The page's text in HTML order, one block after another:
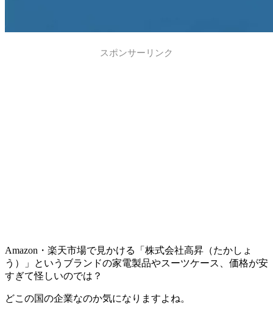
スポンサーリンク
Amazon・楽天市場で見かける「株式会社高昇（たかしょ
う）」というブランドの家電製品やスーツケース、価格が安
すぎて怪しいのでは？
どこの国の企業なのか気になりますよね。